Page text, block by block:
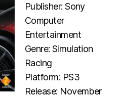
Publisher: Sony
Computer
Entertainment
Genre: Simulation
Racing
Platform: PS3
Release: November